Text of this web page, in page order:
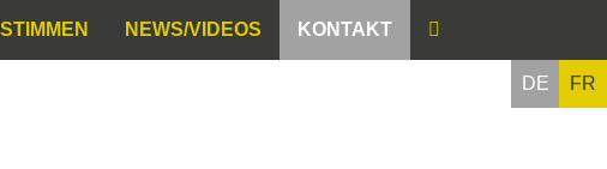
NEWS/VIDEOS KONTAKT
DE FR